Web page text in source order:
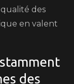
des
en valent
des